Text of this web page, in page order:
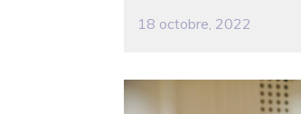
18 octobre, 2022